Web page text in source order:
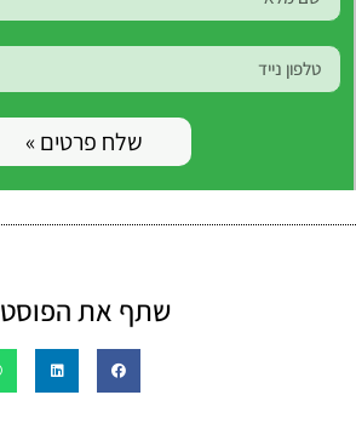
שלח פרטים »
שתף את הפוסט